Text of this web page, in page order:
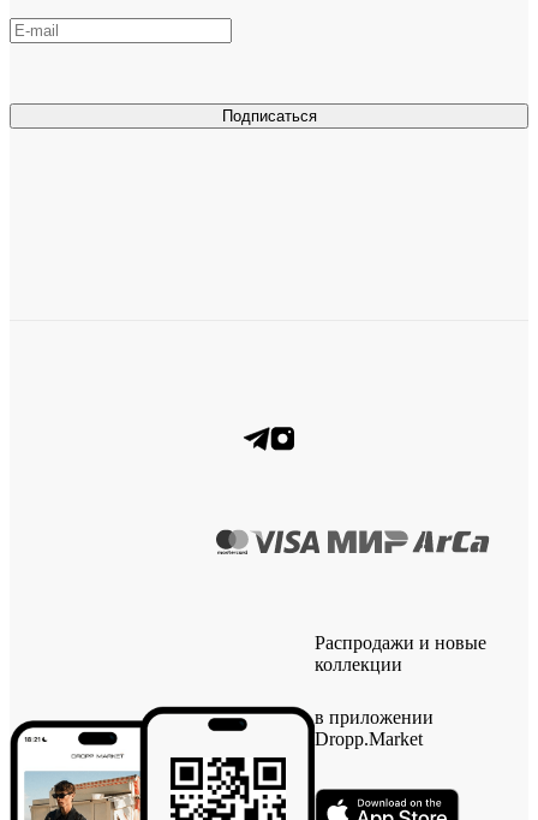
Подписаться
Распродажи и новые
коллекции
в приложении
Dropp.Market